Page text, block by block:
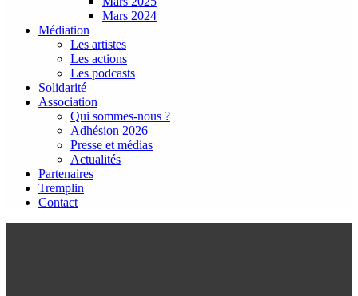
Mars 2024
Médiation
Les artistes
Les actions
Les podcasts
Solidarité
Association
Qui sommes-nous ?
Adhésion 2026
Presse et médias
Actualités
Partenaires
Tremplin
Contact